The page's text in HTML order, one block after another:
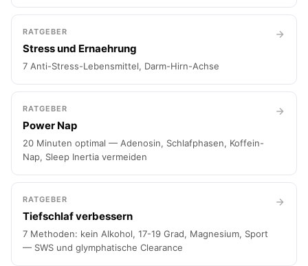
RATGEBER
Stress und Ernaehrung
7 Anti-Stress-Lebensmittel, Darm-Hirn-Achse
RATGEBER
Power Nap
20 Minuten optimal — Adenosin, Schlafphasen, Koffein-
Nap, Sleep Inertia vermeiden
RATGEBER
Tiefschlaf verbessern
7 Methoden: kein Alkohol, 17-19 Grad, Magnesium, Sport
— SWS und glymphatische Clearance